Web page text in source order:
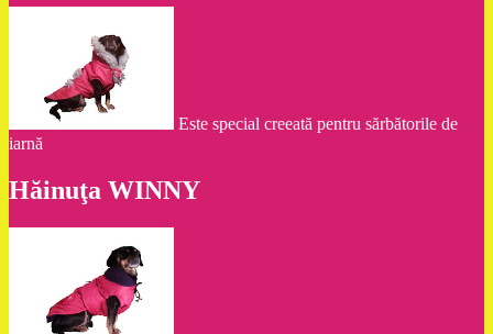
Este special creeată pentru sărbătorile de
iarnă
Hăinuţa WINNY